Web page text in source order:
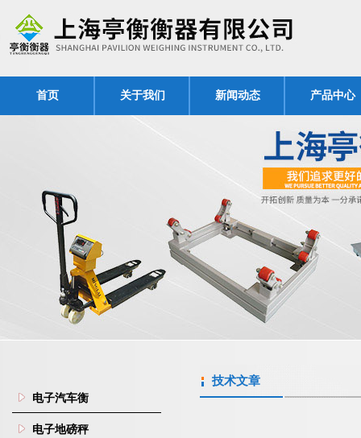
首页 关于我们 新闻动态 产品中心
电子汽车衡
电子地磅秤
技术文章